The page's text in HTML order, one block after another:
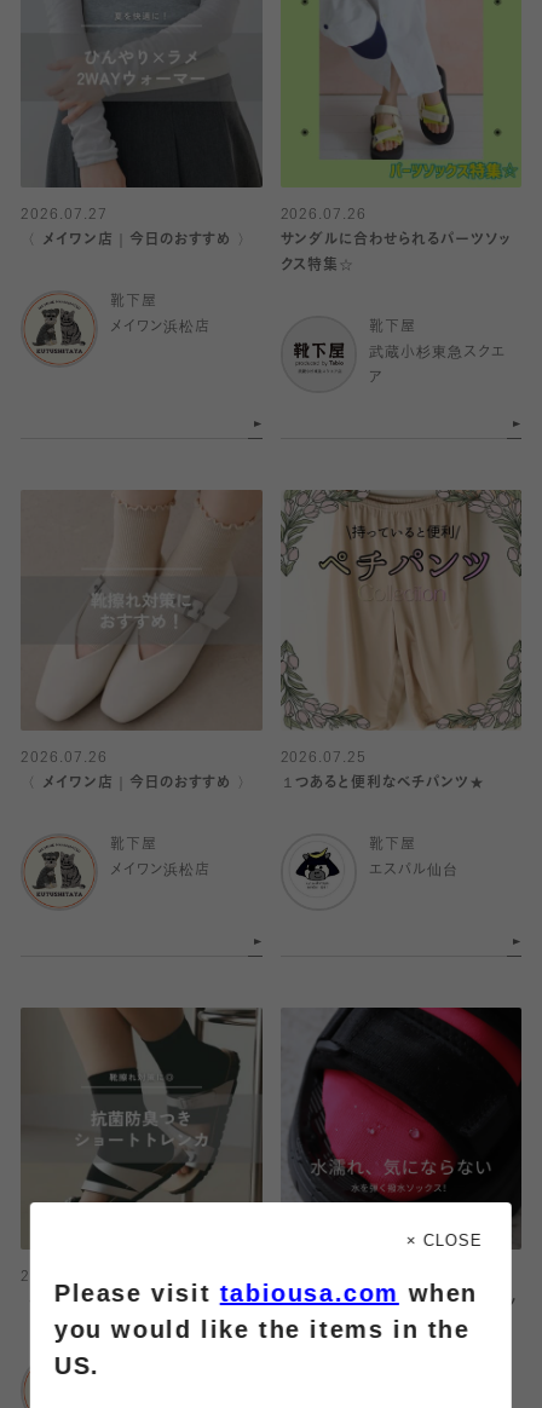
2026.07.27
〈 メイワン店｜今日のおすすめ 〉
靴下屋
メイワン浜松店
2026.07.26
サンダルに合わせられるパーツソッ
クス特集☆
靴下屋
武蔵小杉東急スクエ
ア
2026.07.26
〈 メイワン店｜今日のおすすめ 〉
靴下屋
メイワン浜松店
2026.07.25
１つあると便利なベチパンツ★
靴下屋
エスパル仙台
2026.07.25
〈 メイワン店｜今日のおすすめ 〉
もう、水濡れ気にならない！撥水ソッ
クス
× CLOSE
Please visittabiousa.com when
you would like the items in the
US.